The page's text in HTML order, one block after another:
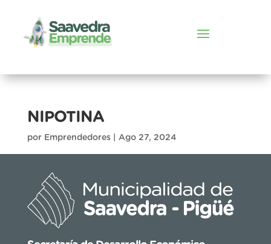
NIPOTINA
por Emprendedores| Ago 27, 2024